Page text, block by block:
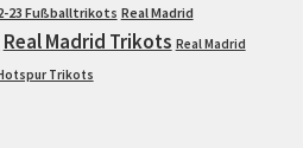
23 Fußballtrikots Real Madrid
Real Madrid Trikots Real Madrid
Trikots